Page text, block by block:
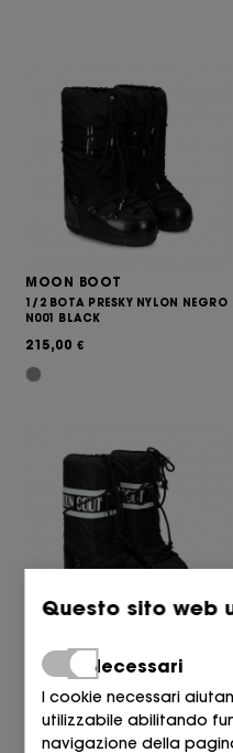
MOON BOOT
1/2 BOTA PRESKY NYLON NEGRO
N001 BLACK
215,00 €
MOON BOOT
1/2 BOTA PRESKY NYLON NEGRO
N001 BLACK
185,00
Questo sito web
Necessari
I cookie necessari
utilizzabile abilitando
navigazione della